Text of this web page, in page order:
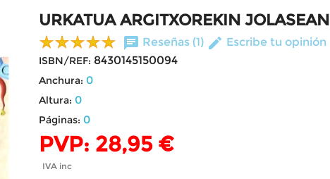
URKATUA ARGITXOREKIN JOLASEAN
chat Reseñas (1) edit Escribe tu opinión
ISBN/REF: 8430145150094
Anchura: 0
Altura: 0
Páginas: 0
PVP: 28,95 €
IVA inc